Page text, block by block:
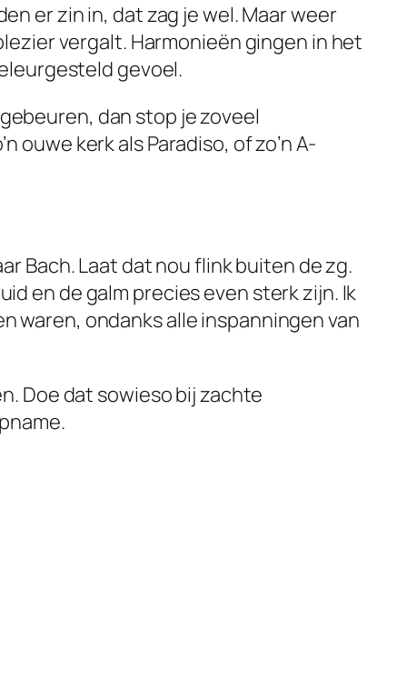
er zin in, dat zag je wel. Maar weer
vergalt. Harmonieën gingen in het
gevoel.
dan stop je zoveel
ouwe kerk als Paradiso, of zo’n A-
Bach. Laat dat nou flink buiten de zg.
en de galm precies even sterk zijn. Ik
waren, ondanks alle inspanningen van
Doe dat sowieso bij zachte